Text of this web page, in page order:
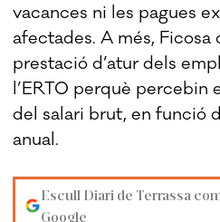
vacances ni les pagues
afectades. A més,
prestació d’atur dels
l’ERTO perquè percebin
del salari brut, en funció
anual.
Escull Diari de Terrassa
Google